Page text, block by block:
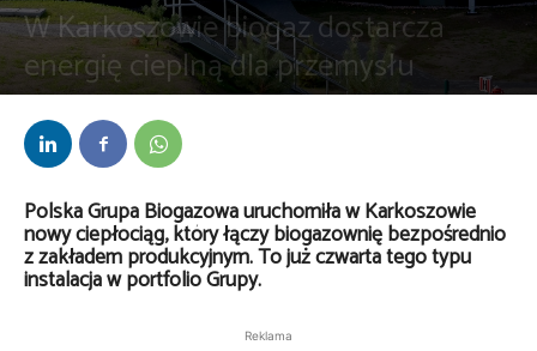
W Karkoszowie biogaz dostarcza
energię cieplną dla przemysłu
Polska Grupa Biogazowa uruchomiła w Karkoszowie
nowy ciepłociąg, który łączy biogazownię bezpośrednio
z zakładem produkcyjnym. To już czwarta tego typu
instalacja w portfolio Grupy.
Reklama